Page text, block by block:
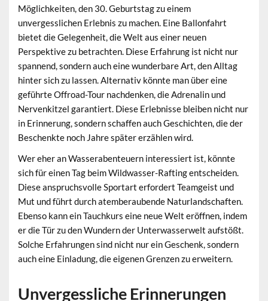
Möglichkeiten, den 30. Geburtstag zu einem
unvergesslichen Erlebnis zu machen. Eine Ballonfahrt
bietet die Gelegenheit, die Welt aus einer neuen
Perspektive zu betrachten. Diese Erfahrung ist nicht nur
spannend, sondern auch eine wunderbare Art, den Alltag
hinter sich zu lassen. Alternativ könnte man über eine
geführte Offroad-Tour nachdenken, die Adrenalin und
Nervenkitzel garantiert. Diese Erlebnisse bleiben nicht nur
in Erinnerung, sondern schaffen auch Geschichten, die der
Beschenkte noch Jahre später erzählen wird.
Wer eher an Wasserabenteuern interessiert ist, könnte
sich für einen Tag beim Wildwasser-Rafting entscheiden.
Diese anspruchsvolle Sportart erfordert Teamgeist und
Mut und führt durch atemberaubende Naturlandschaften.
Ebenso kann ein Tauchkurs eine neue Welt eröffnen, indem
er die Tür zu den Wundern der Unterwasserwelt aufstößt.
Solche Erfahrungen sind nicht nur ein Geschenk, sondern
auch eine Einladung, die eigenen Grenzen zu erweitern.
Unvergessliche Erinnerungen